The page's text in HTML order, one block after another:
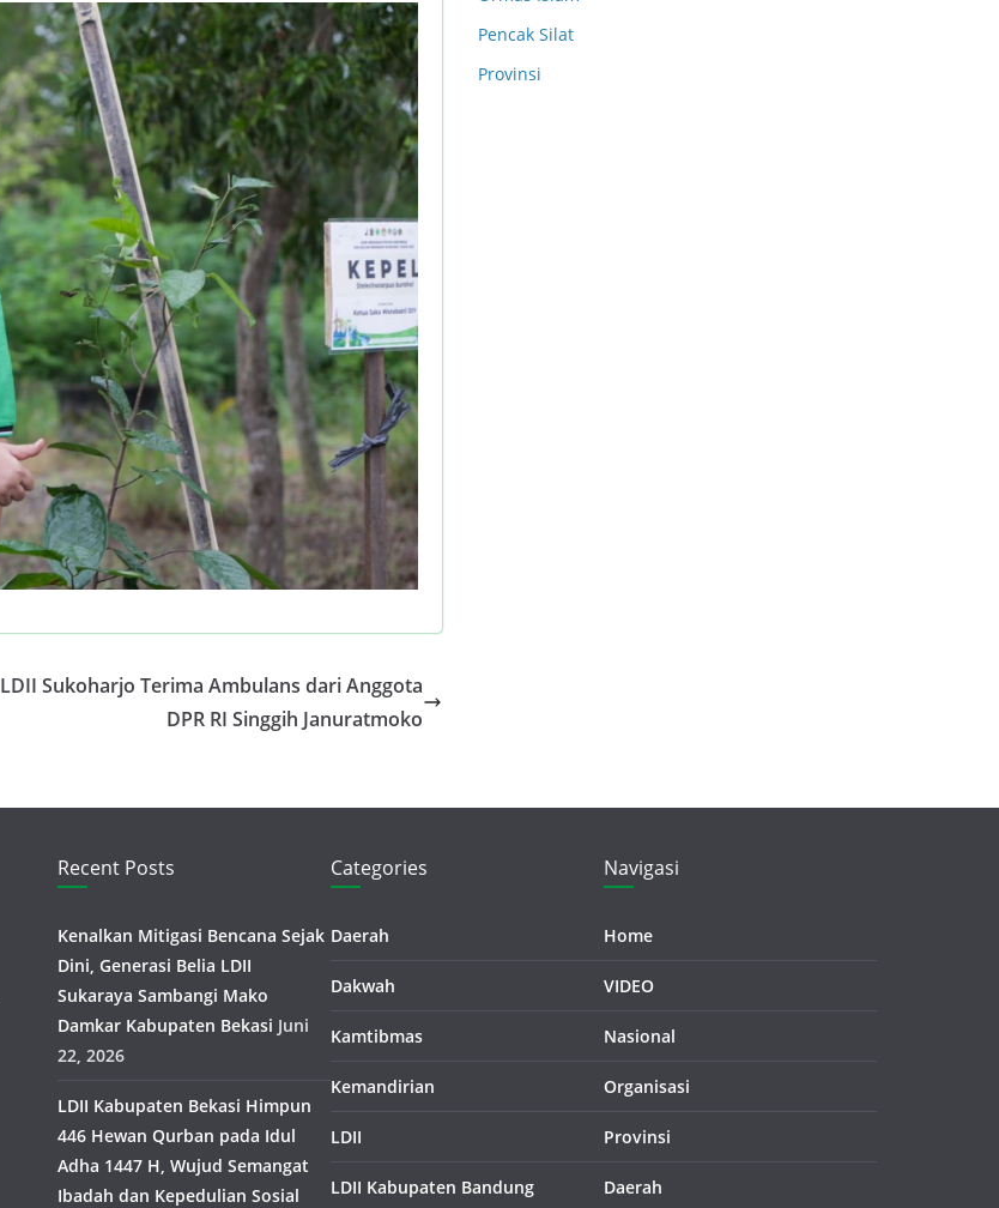
LDII Sukoharjo Terima Ambulans dari Anggota
DPR RI Singgih Januratmoko
Pencak Silat
Provinsi
Recent Posts
Kenalkan Mitigasi Bencana Sejak
Dini, Generasi Belia LDII
Sukaraya Sambangi Mako
Damkar Kabupaten Bekasi Juni
22, 2026
LDII Kabupaten Bekasi Himpun
446 Hewan Qurban pada Idul
Adha 1447 H, Wujud Semangat
Ibadah dan Kepedulian Sosial
Categories
Daerah
Dakwah
Kamtibmas
Kemandirian
LDII
LDII Kabupaten Bandung
Navigasi
Home
VIDEO
Nasional
Organisasi
Provinsi
Daerah